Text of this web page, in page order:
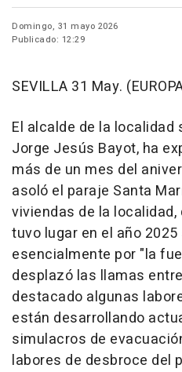
Domingo, 31 mayo 2026
Publicado: 12:29
SEVILLA 31 May.
El alcalde de la localidad
Jorge Jesús Bayot, ha
más de un mes del
asoló el paraje Santa
viviendas de la
tuvo lugar en el año
esencialmente por "la
desplazó las llamas
destacado algunas
están desarrollando
simulacros de
labores de desbroce del